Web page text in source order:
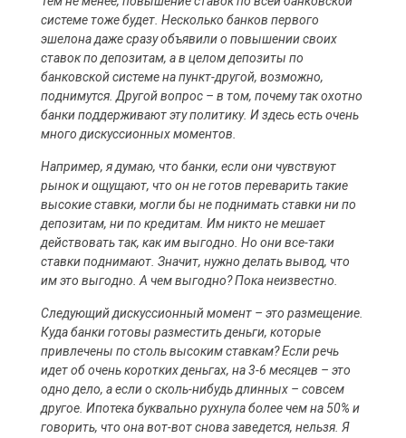
системе тоже будет. Несколько банков первого
эшелона даже сразу объявили о повышении своих
ставок по депозитам, а в целом депозиты по
банковской системе на пункт-другой, возможно,
поднимутся. Другой вопрос – в том, почему так охотно
банки поддерживают эту политику. И здесь есть очень
много дискуссионных моментов.
Например, я думаю, что банки, если они чувствуют
рынок и ощущают, что он не готов переварить такие
высокие ставки, могли бы не поднимать ставки ни по
депозитам, ни по кредитам. Им никто не мешает
действовать так, как им выгодно. Но они все-таки
ставки поднимают. Значит, нужно делать вывод, что
им это выгодно. А чем выгодно? Пока неизвестно.
Следующий дискуссионный момент – это размещение.
Куда банки готовы разместить деньги, которые
привлечены по столь высоким ставкам? Если речь
идет об очень коротких деньгах, на 3-6 месяцев – это
одно дело, а если о сколь-нибудь длинных – совсем
другое. Ипотека буквально рухнула более чем на 50% и
говорить, что она вот-вот снова заведется, нельзя. Я